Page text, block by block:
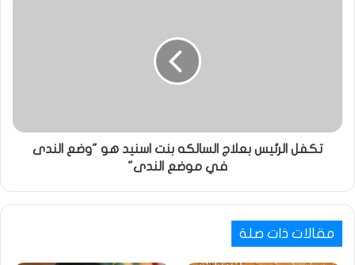
تكفل الرئيس بعلاج السالكه بنت اسنيد هو "وضع الندى
في موضع الندى"
مقالات ذات صلة